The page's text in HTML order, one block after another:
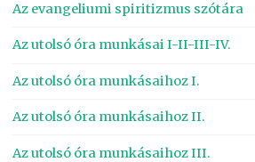
Az evangeliumi spiritizmus szótára
Az utolsó óra munkásai I-II-III-IV.
Az utolsó óra munkásaihoz I.
Az utolsó óra munkásaihoz II.
Az utolsó óra munkásaihoz III.